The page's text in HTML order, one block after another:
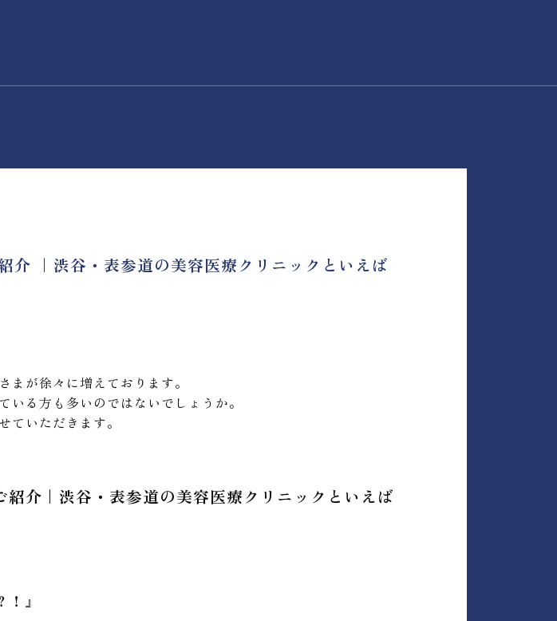
介 ｜渋谷・表参道の美容医療クリニックといえば
が徐々に増えております。
いる方も多いのではないでしょうか。
ていただきます。
紹介｜渋谷・表参道の美容医療クリニックといえば
』